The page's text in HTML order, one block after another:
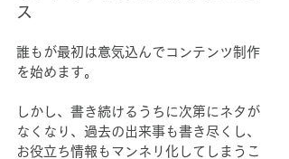
ス
誰もが最初は意気込んでコンテンツ制作
を始めます。
しかし、書き続けるうちに次第にネタが
なくなり、過去の出来事も書き尽くし、
お役立ち情報もマンネリ化してしまうこ